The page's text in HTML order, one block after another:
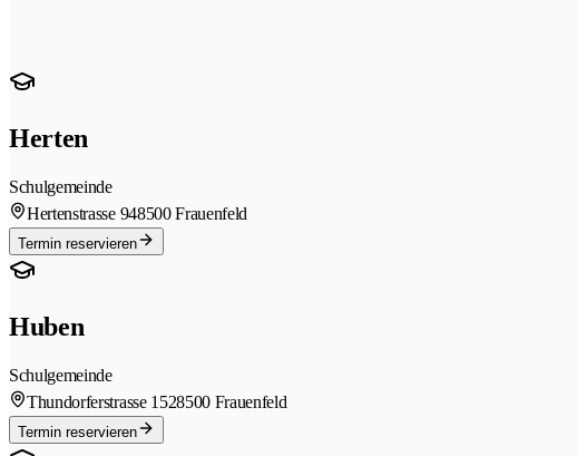
Herten
Schulgemeinde
Hertenstrasse 948500 Frauenfeld
Termin reservieren
Huben
Schulgemeinde
Thundorferstrasse 1528500 Frauenfeld
Termin reservieren